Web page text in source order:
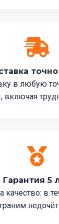
в любую
включая
Гарантия 5
в